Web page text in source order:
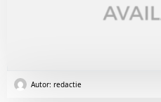
Autor: redactie